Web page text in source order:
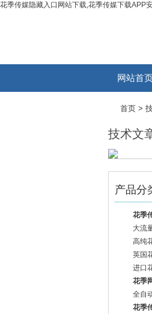
花季传媒隐藏入口网站下载,花季传媒下载APP
网站首
首页>
技术文
产品分
花季
专用)
大流
高纯
英国
进口
花季
全自
源
花季